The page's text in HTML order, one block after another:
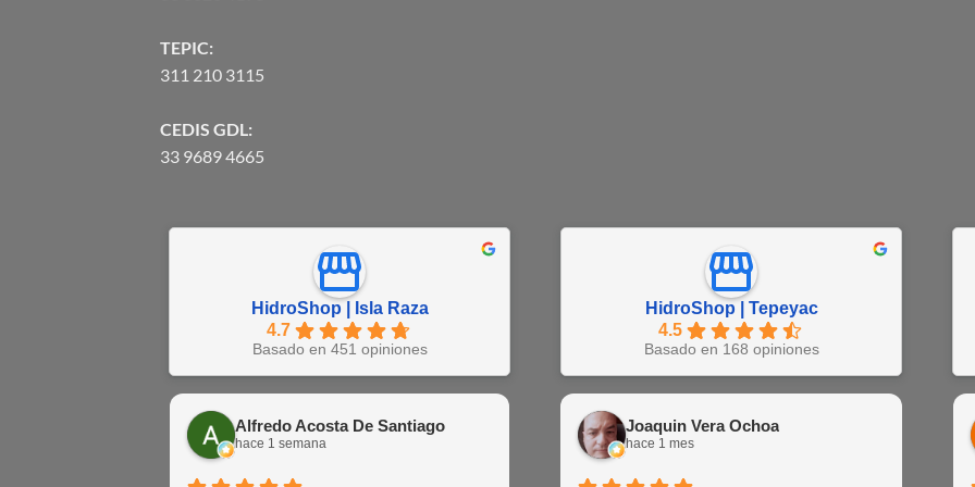
TEPIC:
311 210 3115
CEDIS GDL:
33 9689 4665
HidroShop | Isla Raza
4.7
Basado en 451 opiniones
Alfredo Acosta De Santiago
hace 1 semana
Juan Barajas
hace 1 semana
HidroShop | Tepeyac
4.5
Basado en 168 opiniones
Joaquin Vera Ochoa
hace 1 mes